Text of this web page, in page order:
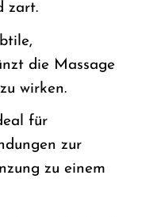
zart.
die Massage
wirken.
für
zur
zu einem